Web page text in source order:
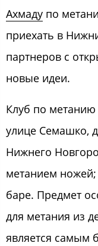
Ахмаду по
приехать в
партнеров с
новые идеи.
Клуб по
улице Семашко,
Нижнего
метанием
баре. Предмет
для метания из
является самым